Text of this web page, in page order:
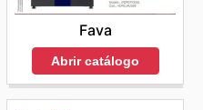
Fava
Abrir catálogo